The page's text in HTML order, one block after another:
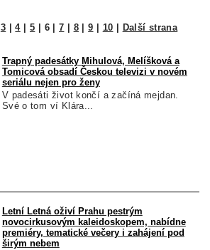
3 |4| 5 6|7 8|9 10 Další strana
Trapný padesátky Mihulová, Melíšková a
Tomicová obsadí Českou televizi v novém
seriálu nejen pro ženy
V padesáti život končí a začíná mejdan.
Své o tom ví Klára...
Letní Letná oživí Prahu pestrým
novocirkusovým kaleidoskopem, nabídne
premiéry, tematické večery i zahájení pod
širým nebem